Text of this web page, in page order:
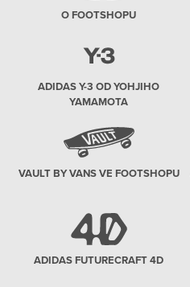
O FOOTSHOPU
ADIDAS Y-3 OD YOHJIHO
YAMAMOTA
VAULT BY VANS VE FOOTSHOPU
ADIDAS FUTURECRAFT 4D